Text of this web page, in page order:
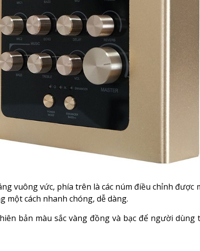
vuông vức, phía trên là các núm điều chỉnh được
một cách nhanh chóng, dễ dàng.
bản màu sắc vàng đồng và bạc để người